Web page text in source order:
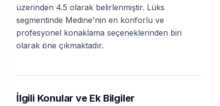
üzerinden 4.5 olarak belirlenmiştir. Lüks
segmentinde Medine'nin en konforlu ve
profesyonel konaklama seçeneklerinden biri
olarak öne çıkmaktadır.
İlgili Konular ve Ek Bilgiler